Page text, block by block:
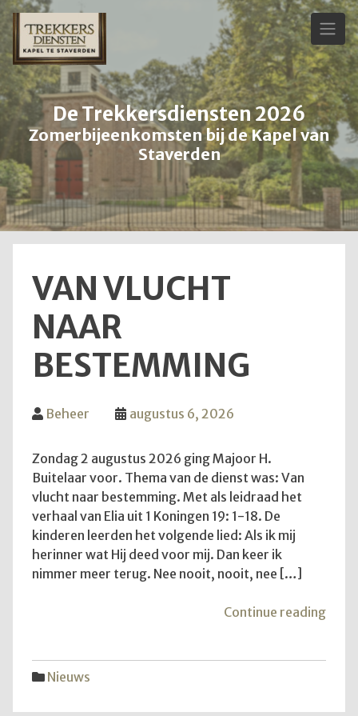
Skip
to
content
De Trekkersdiensten 2026
Zomerbijeenkomsten bij de Kapel van
Staverden
VAN VLUCHT
NAAR
BESTEMMING
Beheer augustus 6, 2026
Zondag 2 augustus 2026 ging Majoor H.
Buitelaar voor. Thema van de dienst was: Van
vlucht naar bestemming. Met als leidraad het
verhaal van Elia uit 1 Koningen 19: 1-18. De
kinderen leerden het volgende lied: Als ik mij
herinner wat Hij deed voor mij. Dan keer ik
nimmer meer terug. Nee nooit, nooit, nee […]
Continue reading"Van
Nieuws